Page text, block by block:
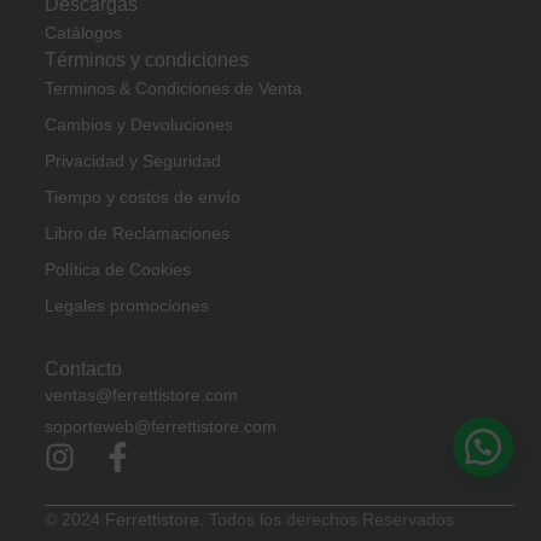
Descargas
Catálogos
Términos y condiciones
Terminos & Condiciones de Venta
Cambios y Devoluciones
Privacidad y Seguridad
Tiempo y costos de envío
Libro de Reclamaciones
Política de Cookies
Legales promociones
Contacto
ventas@ferrettistore.com
soporteweb@ferrettistore.com
© 2024 Ferrettistore. Todos los derechos Reservados